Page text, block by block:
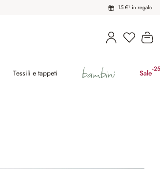
15 €¹ in regalo
Hai 0 Il
Tessili e tappeti bambini Sale-